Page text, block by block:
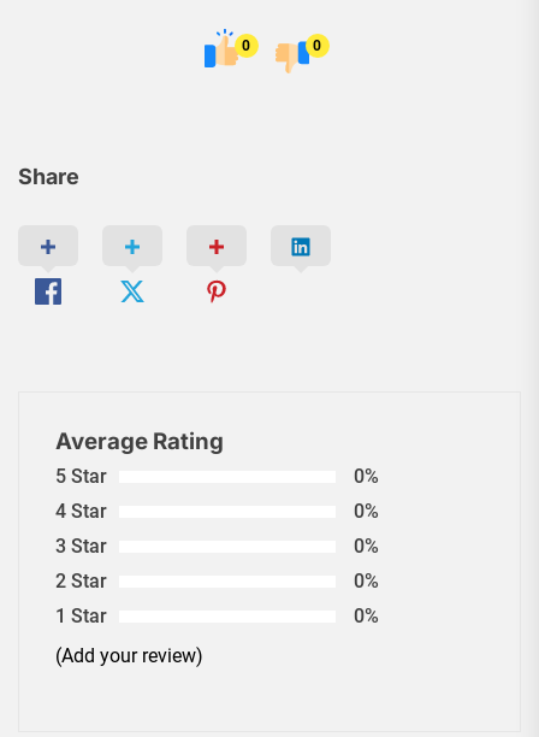
Share
0 0
Average Rating
5 Star
0%
4 Star
0%
3 Star
0%
2 Star
0%
1 Star
0%
(Add your review)